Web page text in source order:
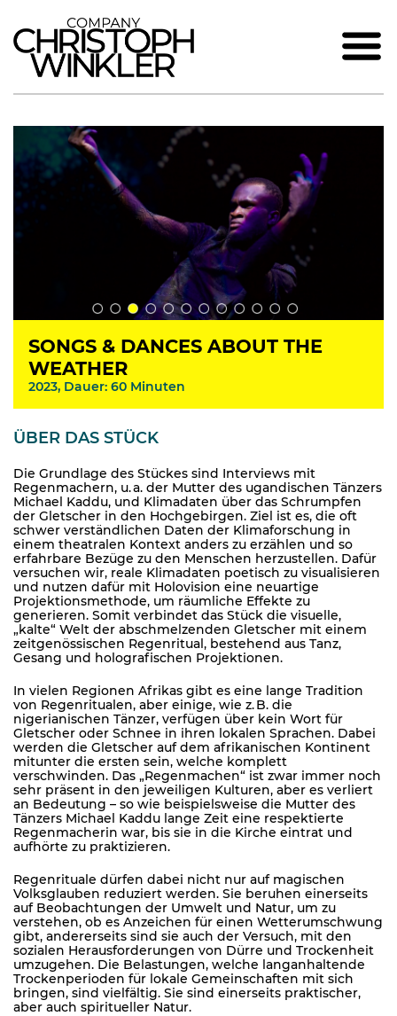
SONGS & DANCES ABOUT THE
WEATHER
2023, Dauer: 60 Minuten
ÜBER DAS STÜCK
Die Grundlage des Stückes sind Interviews mit
Regenmachern, u. a. der Mutter des ugandischen Tänzers
Michael Kaddu, und Klimadaten über das Schrumpfen
der Gletscher in den Hochgebirgen. Ziel ist es, die oft
schwer verständlichen Daten der Klimaforschung in
einem theatralen Kontext anders zu erzählen und so
erfahrbare Bezüge zu den Menschen herzustellen. Dafür
versuchen wir, reale Klimadaten poetisch zu visualisieren
und nutzen dafür mit Holovision eine neuartige
Projektionsmethode, um räumliche Effekte zu
generieren. Somit verbindet das Stück die visuelle,
„kalte“ Welt der abschmelzenden Gletscher mit einem
zeitgenössischen Regenritual, bestehend aus Tanz,
Gesang und holografischen Projektionen.
In vielen Regionen Afrikas gibt es eine lange Tradition
von Regenritualen, aber einige, wie z. B. die
nigerianischen Tänzer, verfügen über kein Wort für
Gletscher oder Schnee in ihren lokalen Sprachen. Dabei
werden die Gletscher auf dem afrikanischen Kontinent
mitunter die ersten sein, welche komplett
verschwinden. Das „Regenmachen“ ist zwar immer noch
sehr präsent in den jeweiligen Kulturen, aber es verliert
an Bedeutung – so wie beispielsweise die Mutter des
Tänzers Michael Kaddu lange Zeit eine respektierte
Regenmacherin war, bis sie in die Kirche eintrat und
aufhörte zu praktizieren.
Regenrituale dürfen dabei nicht nur auf magischen
Volksglauben reduziert werden. Sie beruhen einerseits
auf Beobachtungen der Umwelt und Natur, um zu
verstehen, ob es Anzeichen für einen Wetterumschwung
gibt, andererseits sind sie auch der Versuch, mit den
sozialen Herausforderungen von Dürre und Trockenheit
umzugehen. Die Belastungen, welche langanhaltende
Trockenperioden für lokale Gemeinschaften mit sich
bringen, sind vielfältig. Sie sind einerseits praktischer,
aber auch spiritueller Natur.